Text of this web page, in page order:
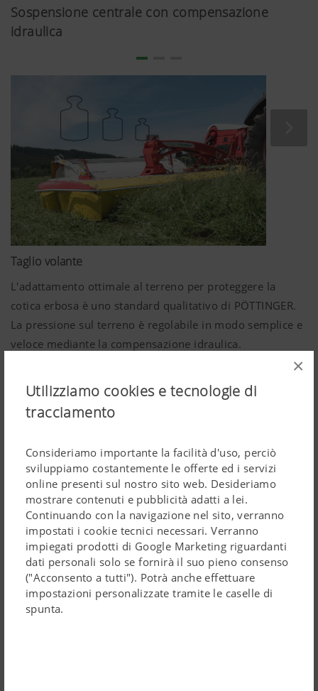
×
Utilizziamo cookies e tecnologie di
tracciamento
Consideriamo importante la facilità d'uso, perciò
sviluppiamo costantemente le offerte ed i servizi
online presenti sul nostro sito web. Desideriamo
mostrare contenuti e pubblicità adatti a lei.
Continuando con la navigazione nel sito, verranno
impostati i cookie tecnici necessari. Verranno
impiegati prodotti di Google Marketing riguardanti
dati personali solo se fornirà il suo pieno consenso
("Acconsento a tutti"). Potrà anche effettuare
impostazioni personalizzate tramite le caselle di
spunta.
Sospensione centrale con compensazione
idraulica
Taglio volante
L'adattamento ottimale al terreno per proteggere la
cotica erbosa è uno standard qualitativo di PÖTTINGER.
La pressione sul terreno è regolabile in modo semplice e
veloce mediante la compensazione idraulica.
Ottimizzazione della larghezza di lavoro